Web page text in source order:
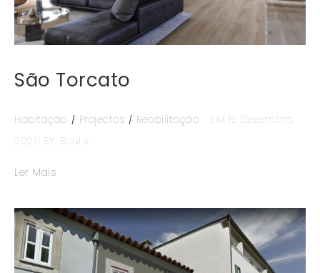
São Torcato
Habitação Projectos Reabilitação
EM 15 Dezembro,
2020
BY: Boutik
Ler Mais